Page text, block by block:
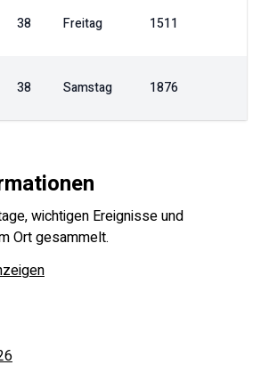
38 Freitag 1511
38 Samstag 1876
wichtigen Ereignisse und
Ort gesammelt.